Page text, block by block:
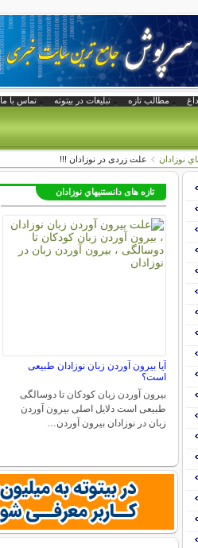
مطالب تازه تبلیغات در بیتوته تماس با ما
نوزادان علت زردی در نوزادان !!!
تازه های دانستنيهاي نوزادان
آیا بیرون آوردن زبان نوزادان طبیعی
است؟
بیرون آوردن زبان کودکان تا دوسالگی
طبیعی است دلایل اصلی بیرون آوردن
زبان در نوزادان بیرون آوردن…